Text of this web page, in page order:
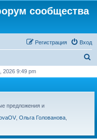
сообщества
Вход
Регистрация
с
2026 9:49 pm
предложения и
, Ольга Голованова